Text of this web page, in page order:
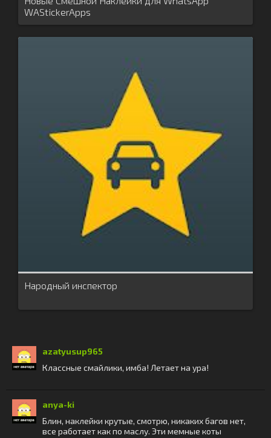
WAStickerApps
Народный инспектор
azatyusup965
Классные смайлики, имба! Летает на ура!
anya-ki
Блин, наклейки крутые, смотрю, никаких багов нет,
все работает как по маслу. Эти мемные коты